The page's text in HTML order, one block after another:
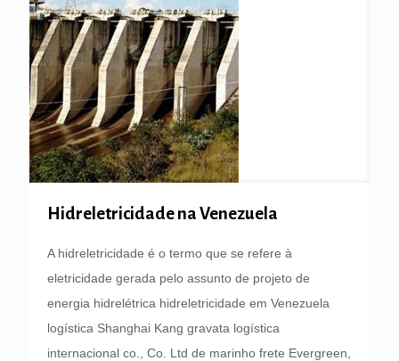
Hidreletricidade na Venezuela
A hidreletricidade é o termo que se refere à
eletricidade gerada pelo assunto de projeto de
energia hidrelétrica hidreletricidade em Venezuela
logística Shanghai Kang gravata logística
internacional co., Co. Ltd de marinho frete Evergreen,